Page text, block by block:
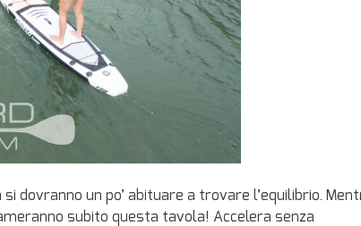
dovranno un po’ abituare a trovare l’equilibrio.
subito questa tavola! Accelera senza